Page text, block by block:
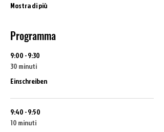
Mostra di più
Programma
9:00 - 9:30
30 minuti
Einschreiben
9:40 - 9:50
10 minuti